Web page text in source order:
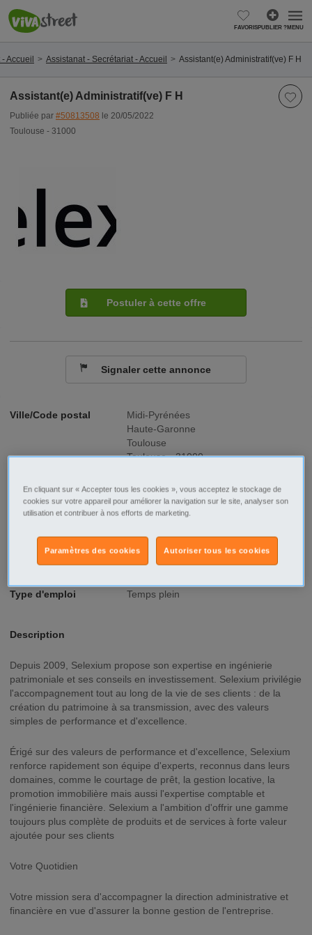
FAVORISPUBLIER ?MENU
Accueil Assistanat - Secrétariat - Accueil Assistant(e) Administratif(ve) F H
Assistant(e) Administratif(ve) F H
Publiée par #50813508 le 20/05/2022
Toulouse - 31000
Ville/Code postal
Midi-Pyrénées
Haute-Garonne
Toulouse
Toulouse - 31000
No SIREN 812600674
Fonction Assistanat - Secrétariat - Accueil
Type de contrat CDI
Type d'emploi Temps plein
Description
Depuis 2009, Selexium propose son expertise en ingénierie
patrimoniale et ses conseils en investissement. Selexium privilégie
l'accompagnement tout au long de la vie de ses clients : de la
création du patrimoine à sa transmission, avec des valeurs
simples de performance et d'excellence.
Érigé sur des valeurs de performance et d'excellence, Selexium
renforce rapidement son équipe d'experts, reconnus dans leurs
domaines, comme le courtage de prêt, la gestion locative, la
promotion immobilière mais aussi l'expertise comptable et
l'ingénierie financière. Selexium a l'ambition d'offrir une gamme
toujours plus complète de produits et de services à forte valeur
ajoutée pour ses clients
Votre Quotidien
Votre mission sera d'accompagner la direction administrative et
financière en vue d'assurer la bonne gestion de l'entreprise.
Postuler à cette offre
Signaler cette annonce
En cliquant sur « Accepter tous les cookies », vous acceptez le stockage de
cookies sur votre appareil pour améliorer la navigation sur le site, analyser son
utilisation et contribuer à nos efforts de marketing.
Autoriser tous les cookies
Paramètres des cookies